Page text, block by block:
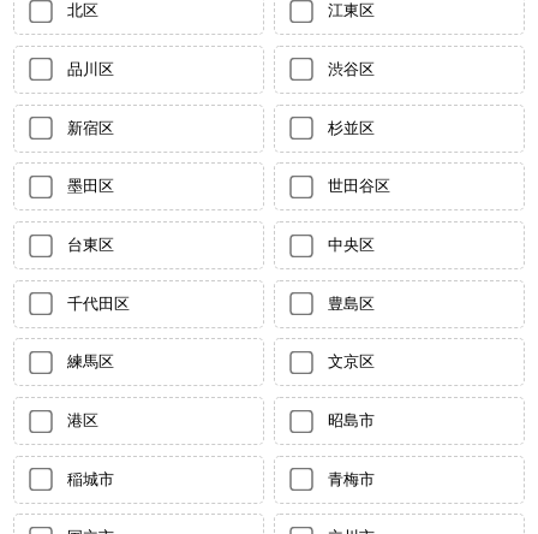
北区 江東区
品川区 渋谷区
新宿区 杉並区
墨田区 世田谷区
台東区 中央区
千代田区 豊島区
練馬区 文京区
港区 昭島市
稲城市 青梅市